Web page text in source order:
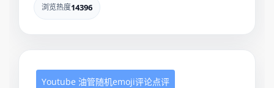
浏览热度14396
Youtube 油管随机emoji评论点评